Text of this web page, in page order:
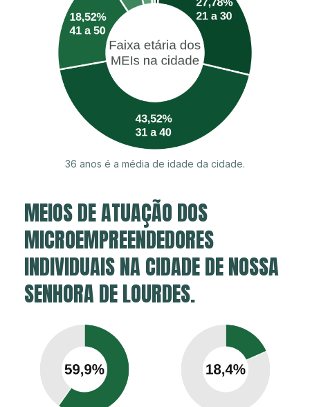
36 anos é a média de idade da cidade.
MEIOS DE ATUAÇÃO DOS
MICROEMPREENDEDORES
INDIVIDUAIS NA CIDADE DE NOSSA
SENHORA DE LOURDES.